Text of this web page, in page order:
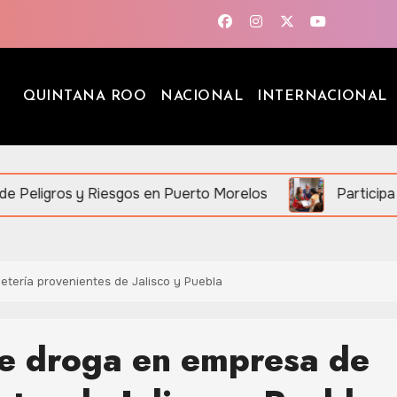
QUINTANA ROO NACIONAL INTERNACIONAL
en Puerto Morelos Participa Mara Lezama en
provenientes de Jalisco y Puebla
droga en empresa de